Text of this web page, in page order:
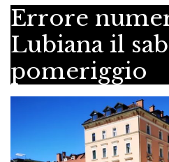
Errore
Lubiana il
pomeriggio